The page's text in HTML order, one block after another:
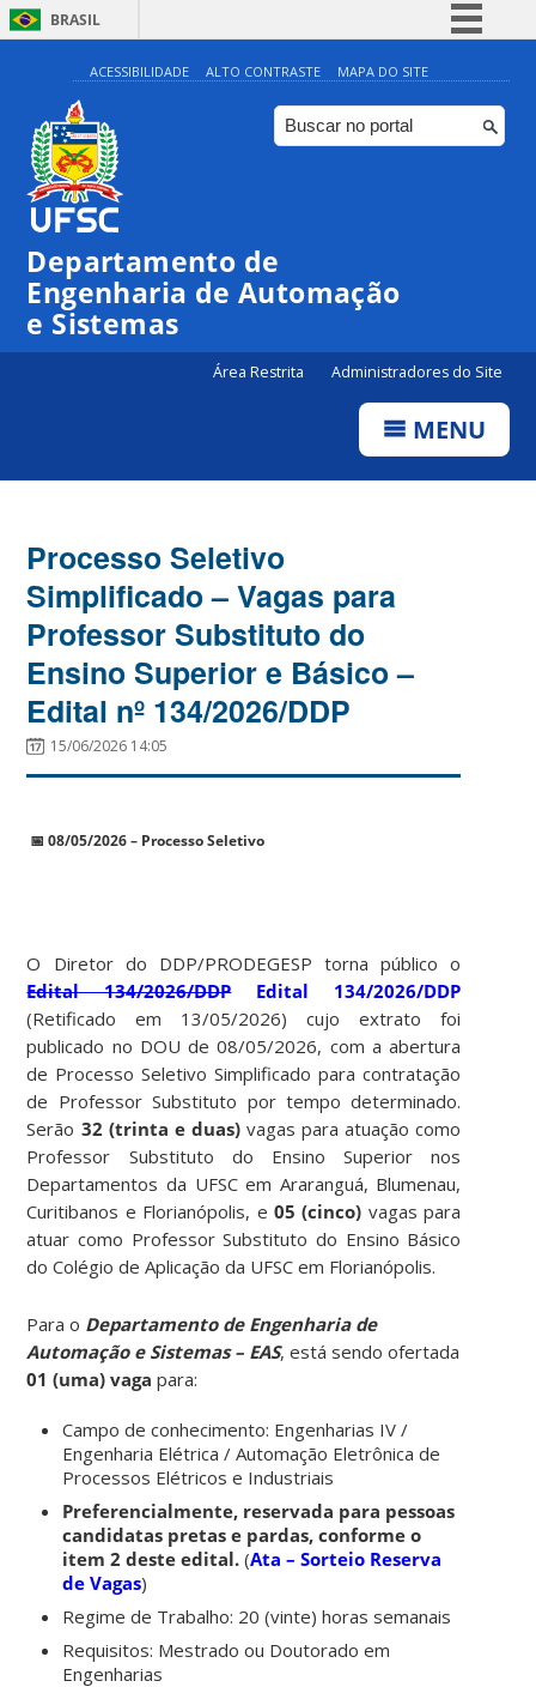
BRASIL
Simplifique!
Comunica BR
Participe
ACESSIBILIDADE ALTO CONTRASTE MAPA DO SITE
Departamento de
Engenharia de Automação
e Sistemas
Área Restrita Administradores do Site
MENU
Processo Seletivo
Simplificado – Vagas para
Professor Substituto do
Ensino Superior e Básico –
Edital nº 134/2026/DDP
15/06/2026 14:05
📅08/05/2026 – Processo Seletivo
O Diretor do DDP/PRODEGESP torna público o
Edital 134/2026/DDP
Edital 134/2026/DDP
(Retificado em 13/05/2026) cujo extrato foi
publicado no DOU de 08/05/2026, com a abertura
de Processo Seletivo Simplificado para contratação
de Professor Substituto por tempo determinado.
Serão 32 (trinta e duas)vagas para atuação como
Professor Substituto do Ensino Superior nos
Departamentos da UFSC em Araranguá, Blumenau,
Curitibanos e Florianópolis, e05 (cinco) vagas para
atuar como Professor Substituto do Ensino Básico
do Colégio de Aplicação da UFSC em Florianópolis.
Para o Departamento de Engenharia de
Automação e Sistemas – EAS, está sendo ofertada
01 (uma) vaga para:
Campo de conhecimento: Engenharias IV /
Engenharia Elétrica / Automação Eletrônica de
Processos Elétricos e Industriais
Preferencialmente, reservada para pessoas
candidatas pretas e pardas, conforme o
item 2 deste edital.(Ata – Sorteio Reserva
de Vagas)
Regime de Trabalho: 20 (vinte) horas semanais
Requisitos: Mestrado ou Doutorado em
Engenharias